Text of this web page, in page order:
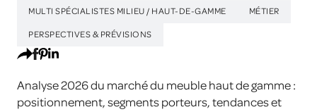
MULTI SPÉCIALISTES MILIEU / HAUT-DE-GAMME MÉTIER
PERSPECTIVES & PRÉVISIONS
Analyse 2026 du marché du meuble haut de gamme :
positionnement, segments porteurs, tendances et